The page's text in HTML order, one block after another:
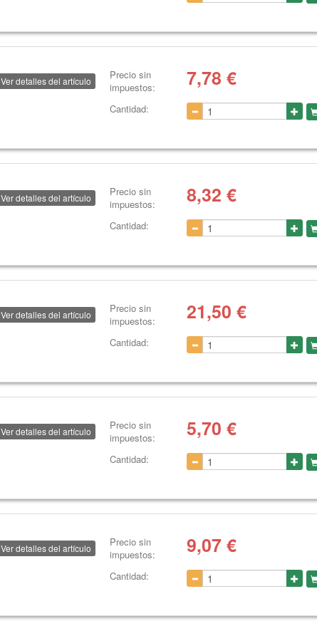
Ver detalles del artículo
Precio sin
impuestos:
7,78 €
Cantidad:
Ver detalles del artículo
Precio sin
impuestos:
8,32 €
Cantidad:
Ver detalles del artículo
Precio sin
impuestos:
21,50 €
Cantidad:
Ver detalles del artículo
Precio sin
impuestos:
5,70 €
Cantidad:
Ver detalles del artículo
Precio sin
impuestos:
9,07€
Cantidad: